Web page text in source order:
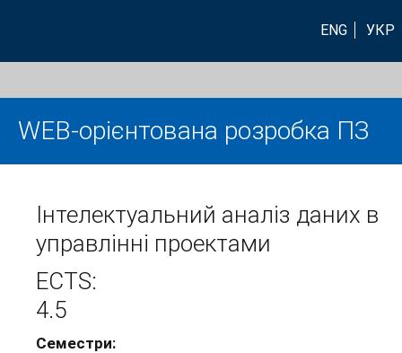
ENG УКР
WEB-орієнтована розробка ПЗ
Інтелектуальний аналіз даних в
управлінні проектами
ECTS:
4.5
Семестри: